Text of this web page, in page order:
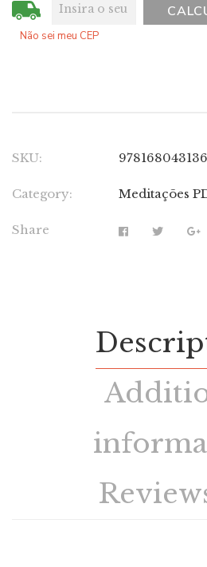
Não sei meu CEP
SKU:
Category: Meditações
Share